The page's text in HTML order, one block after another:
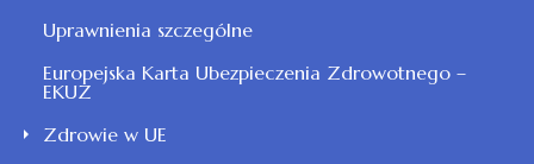
Uprawnienia szczególne
Europejska Karta Ubezpieczenia Zdrowotnego –
EKUZ
Zdrowie w UE